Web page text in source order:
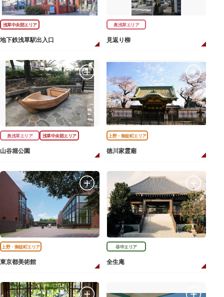
浅草中央部エリア
地下鉄浅草駅出入口
奥浅草エリア
見返り柳
奥浅草エリア 浅草中央部エリア
山谷堀公園
上野・御徒町エリア
徳川家霊廟
上野・御徒町エリア
東京都美術館
谷中エリア
全生庵